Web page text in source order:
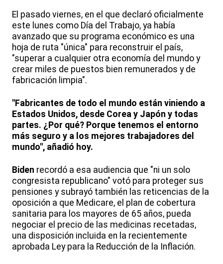
El pasado viernes, en el que declaró oficialmente
este lunes como Día del Trabajo, ya había
avanzado que su programa económico es una
hoja de ruta "única" para reconstruir el país,
"superar a cualquier otra economía del mundo y
crear miles de puestos bien remunerados y de
fabricación limpia".
"Fabricantes de todo el mundo están viniendo a
Estados Unidos, desde Corea y Japón y todas
partes. ¿Por qué? Porque tenemos el entorno
más seguro y a los mejores trabajadores del
mundo", añadió hoy.
Biden recordó a esa audiencia que "ni un solo
congresista republicano" votó para proteger sus
pensiones y subrayó también las reticencias de la
oposición a que Medicare, el plan de cobertura
sanitaria para los mayores de 65 años, pueda
negociar el precio de las medicinas recetadas,
una disposición incluida en la recientemente
aprobada Ley para la Reducción de la Inflación.